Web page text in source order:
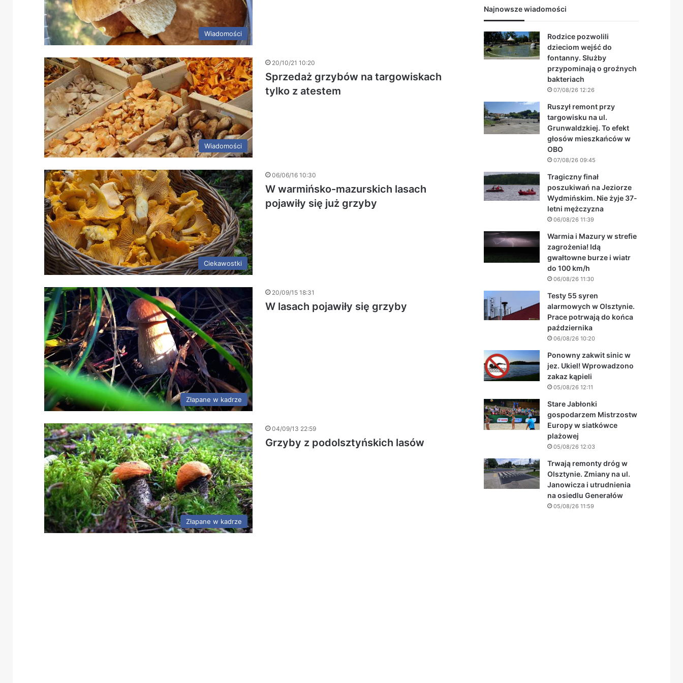
Wiadomości
Wiadomości
20/10/21 10:20
Sprzedaż grzybów na targowiskach
tylko z atestem
Ciekawostki
06/06/16 10:30
W warmińsko-mazurskich lasach
pojawiły się już grzyby
Złapane w kadrze
20/09/15 18:31
W lasach pojawiły się grzyby
Złapane w kadrze
04/09/13 22:59
Grzyby z podolsztyńskich lasów
Najnowsze wiadomości
Rodzice pozwolili
dzieciom wejść do
fontanny. Służby
przypominają o groźnych
bakteriach
07/08/26 12:26
Ruszył remont przy
targowisku na ul.
Grunwaldzkiej. To efekt
głosów mieszkańców w
OBO
07/08/26 09:45
Tragiczny finał
poszukiwań na Jeziorze
Wydmińskim. Nie żyje 37-
letni mężczyzna
06/08/26 11:39
Warmia i Mazury w strefie
zagrożenia! Idą
gwałtowne burze i wiatr
do 100 km/h
06/08/26 11:30
Testy 55 syren
alarmowych w Olsztynie.
Prace potrwają do końca
października
06/08/26 10:20
Ponowny zakwit sinic w
jez. Ukiel! Wprowadzono
zakaz kąpieli
05/08/26 12:11
Stare Jabłonki
gospodarzem Mistrzostw
Europy w siatkówce
plażowej
05/08/26 12:03
Trwają remonty dróg w
Olsztynie. Zmiany na ul.
Janowicza i utrudnienia
na osiedlu Generałów
05/08/26 11:59